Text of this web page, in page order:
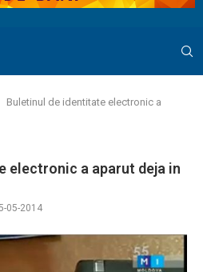
Buletinul de identitate electronic a
electronic a aparut deja in
05-2014